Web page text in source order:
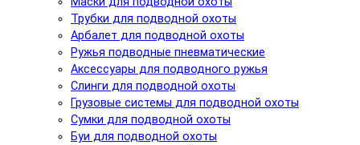
Трубки для подводной охоты
Арбалет для подводной охоты
Ружья подводные пневматические
Аксессуары для подводного ружья
Слинги для подводной охоты
Грузовые системы для подводной охоты
Сумки для подводной охоты
Буи для подводной охоты